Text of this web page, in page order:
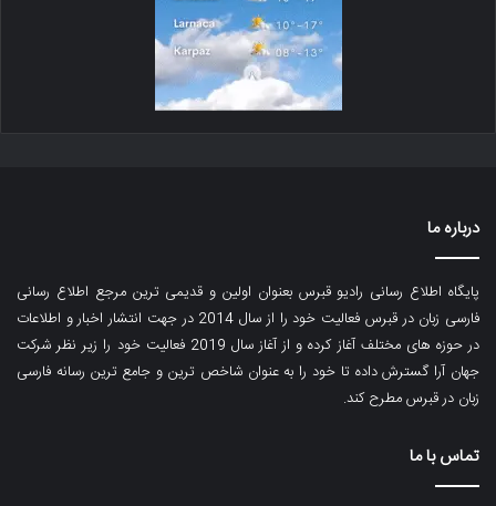
درباره ما
پایگاه اطلاع رسانی رادیو قبرس بعنوان اولین و قدیمی ترین مرجع اطلاع رسانی
فارسی زبان در قبرس فعالیت خود را از سال 2014 در جهت انتشار اخبار و اطلاعات
در حوزه های مختلف آغاز کرده و از آغاز سال 2019 فعالیت خود را زیر نظر شرکت
جهان آرا گسترش داده تا خود را به عنوان شاخص ترین و جامع ترین رسانه فارسی
زبان در قبرس مطرح کند.
تماس با ما